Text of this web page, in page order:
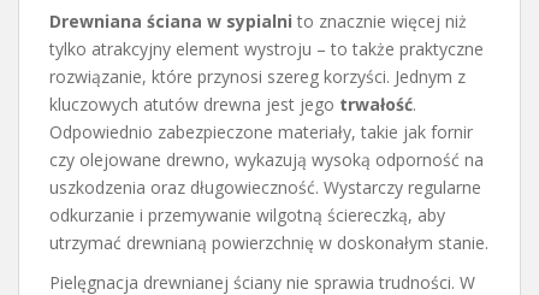
Drewniana ściana w sypialni to znacznie więcej niż
tylko atrakcyjny element wystroju – to także praktyczne
rozwiązanie, które przynosi szereg korzyści. Jednym z
kluczowych atutów drewna jest jego trwałość.
Odpowiednio zabezpieczone materiały, takie jak fornir
czy olejowane drewno, wykazują wysoką odporność na
uszkodzenia oraz długowieczność. Wystarczy regularne
odkurzanie i przemywanie wilgotną ściereczką, aby
utrzymać drewnianą powierzchnię w doskonałym stanie.
Pielęgnacja drewnianej ściany nie sprawia trudności. W